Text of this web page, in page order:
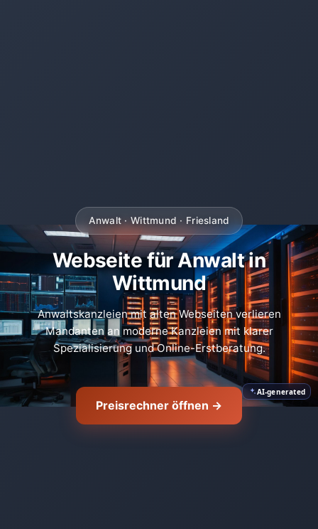
AI-generated
🛡️
Anwalt · Wittmund · Friesland
Webseite für Anwalt in
Wittmund
Anwaltskanzleien mit alten Webseiten verlieren
Mandanten an moderne Kanzleien mit klarer
Spezialisierung und Online-Erstberatung.
Preisrechner öffnen →